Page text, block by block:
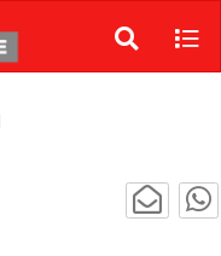
Toggle
search